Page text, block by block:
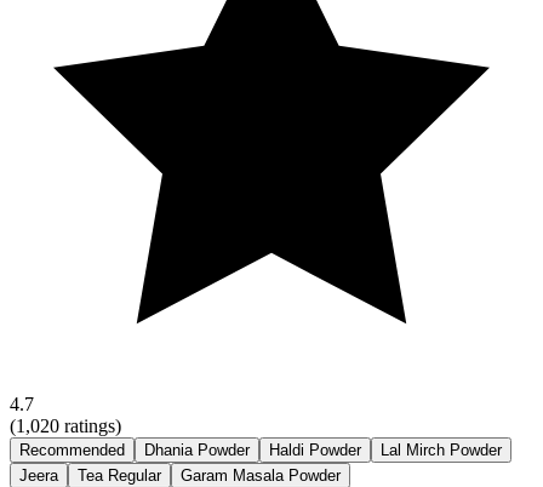
4.7
(1,020 ratings)
Recommended Dhania Powder Haldi Powder
Lal Mirch Powder
Jeera
Tea Regular Garam Masala Powder